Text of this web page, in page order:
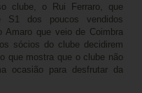
clube, o Rui Ferraro, que
S1 dos poucos vendidos
Amaro que veio de Coimbra
sócios do clube decidirem
que mostra que o clube não
ocasião para desfrutar da